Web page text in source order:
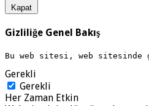
Kapat
Gizliliğe Genel Bakış
Bu web sitesi, web sitesinde
Gerekli
Gerekli
Her Zaman Etkin